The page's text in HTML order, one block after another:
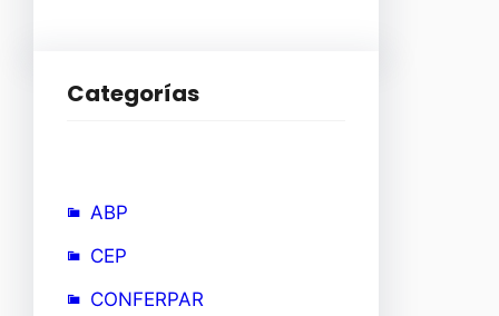
Categorías
ABP
CEP
CONFERPAR